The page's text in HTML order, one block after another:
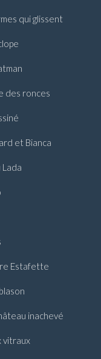
qui glissent
des ronces
et Bianca
Estafette
inachevé
vitraux